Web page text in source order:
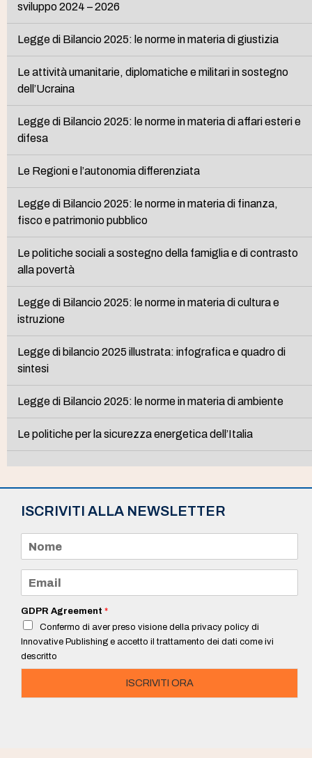
sviluppo 2024 – 2026
Legge di Bilancio 2025: le norme in materia di giustizia
Le attività umanitarie, diplomatiche e militari in sostegno
dell’Ucraina
Legge di Bilancio 2025: le norme in materia di affari esteri e
difesa
Le Regioni e l’autonomia differenziata
Legge di Bilancio 2025: le norme in materia di finanza,
fisco e patrimonio pubblico
Le politiche sociali a sostegno della famiglia e di contrasto
alla povertà
Legge di Bilancio 2025: le norme in materia di cultura e
istruzione
Legge di bilancio 2025 illustrata: infografica e quadro di
sintesi
Legge di Bilancio 2025: le norme in materia di ambiente
Le politiche per la sicurezza energetica dell’Italia
ISCRIVITI ALLA NEWSLETTER
m
e
a
i
*
GDPR Agreement *
Confermo di aver preso visione della privacy policy di
Innovative Publishing e accetto il trattamento dei dati come ivi
descritto
ISCRIVITI ORA